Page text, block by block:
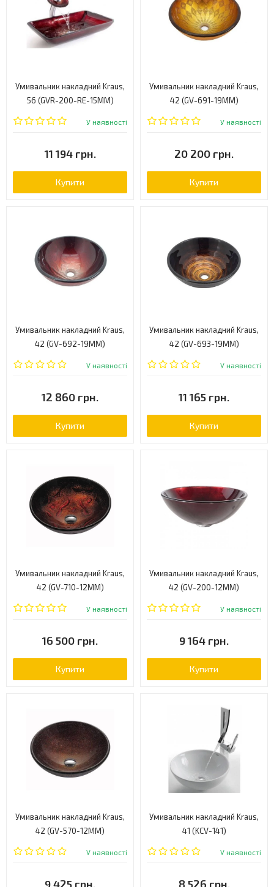
Умивальник накладний Kraus,
56 (GVR-200-RE-15MM)
У наявності
11 194 грн.
Купити
Умивальник накладний Kraus,
42 (GV-691-19MM)
У наявності
20 200 грн.
Купити
Умивальник накладний Kraus,
42 (GV-692-19MM)
У наявності
12 860 грн.
Купити
Умивальник накладний Kraus,
42 (GV-693-19MM)
У наявності
11 165 грн.
Купити
Умивальник накладний Kraus,
42 (GV-710-12MM)
У наявності
16 500 грн.
Купити
Умивальник накладний Kraus,
42 (GV-200-12MM)
У наявності
9 164 грн.
Купити
Умивальник накладний Kraus,
42 (GV-570-12MM)
У наявності
9 425 грн.
Умивальник накладний Kraus,
41 (KCV-141)
У наявності
8 526 грн.